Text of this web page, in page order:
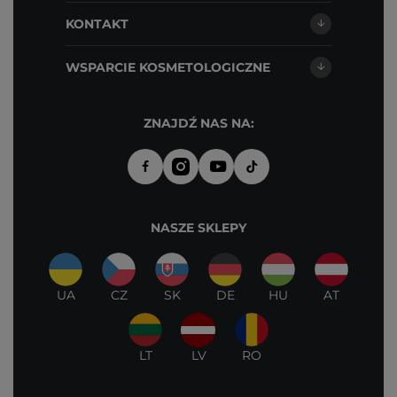
KONTAKT
WSPARCIE KOSMETOLOGICZNE
ZNAJDŹ NAS NA:
NASZE SKLEPY
UA CZ SK DE HU AT
LT LV RO